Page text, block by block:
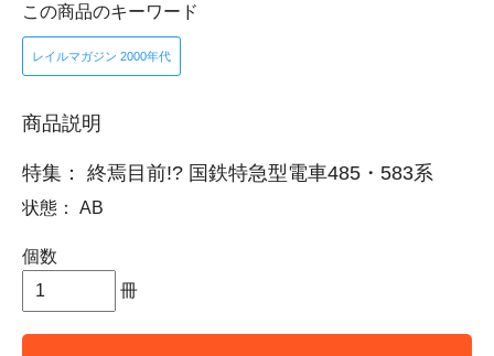
この商品のキーワード
レイルマガジン 2000年代
商品説明
特集： 終焉目前!? 国鉄特急型電車485・583系
状態： AB
個数
冊